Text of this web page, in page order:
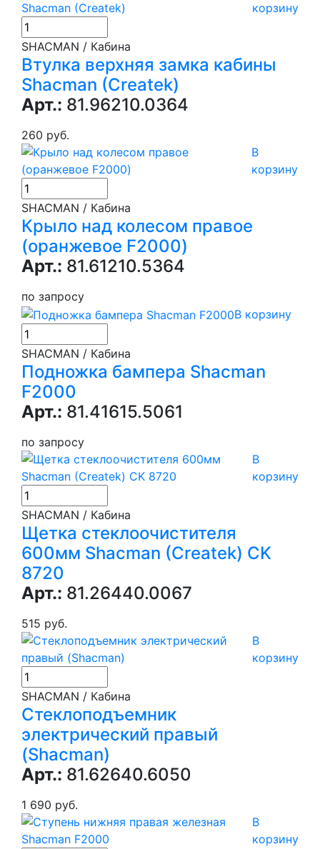
корзину
SHACMAN / Кабина
Втулка верхняя замка кабины
Shacman (Createk)
Арт.: 81.96210.0364
260 руб.
В
корзину
SHACMAN / Кабина
Крыло над колесом правое
(оранжевое F2000)
Арт.: 81.61210.5364
по запросу
В корзину
SHACMAN / Кабина
Подножка бампера Shacman
F2000
Арт.: 81.41615.5061
по запросу
В
корзину
SHACMAN / Кабина
Щетка стеклоочистителя
600мм Shacman (Createk) CK
8720
Арт.: 81.26440.0067
515 руб.
В
корзину
SHACMAN / Кабина
Стеклоподъемник
электрический правый
(Shacman)
Арт.: 81.62640.6050
1 690 руб.
В
корзину